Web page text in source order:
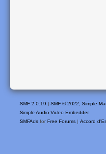
SMF 2.0.19 | SMF © 2022
Simple
Simple Audio Video Embedder
SMFAds for Free Forums | Accord